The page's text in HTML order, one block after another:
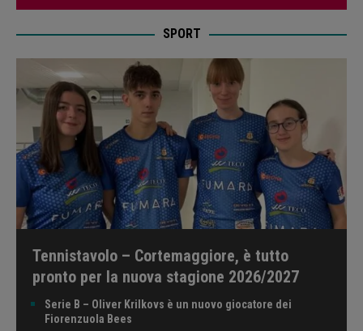
SPORT
Tennistavolo – Cortemaggiore, è tutto
pronto per la nuova stagione 2026/2027
Serie B – Oliver Krilkovs è un nuovo giocatore dei
Fiorenzuola Bees